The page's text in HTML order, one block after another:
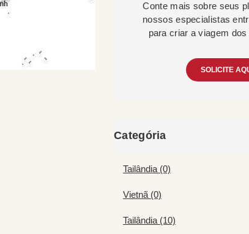
Conte mais sobre seus
nossos especialistas
para criar a viagem
SOLICITE
Categória
Tailândia (0)
Vietnã (0)
Tailândia (10)